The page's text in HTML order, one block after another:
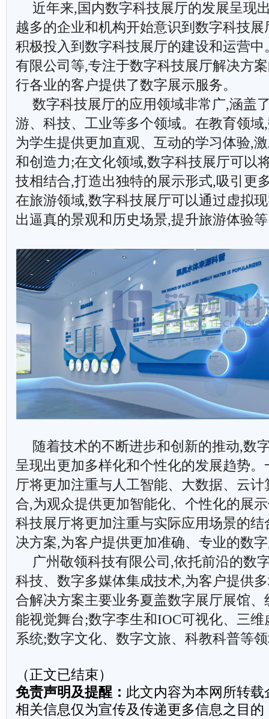
近年来,国内数字科技展厅的发展呈现
越多的企业和机构开始意识到数字科技
积极投入到数字科技展厅的建设和运营
有限公司等,专注于数字科技展厅解决方
行各业的客户提供了数字展示服务。
数字科技展厅的应用领域非常广,涵盖
游、科技、工业等多个领域。在教育领
为学生提供更加直观、互动的学习体验,
和创造力;在文化领域,数字科技展厅可以
技相结合,打造出独特的展示形式,吸引更
在旅游领域,数字科技展厅可以通过虚拟
出逼真的景观和历史场景,提升旅游体验
随着技术的不断进步和创新的推动,数
呈现出更加多样化和个性化的发展趋势
厅将更加注重与人工智能、大数据、云
合,为观众提供更加智能化、个性化的展
科技展厅将更加注重与实际应用场景的
决方案,为客户提供更加准确、专业的数
广州敬领科技有限公司,依托前沿的数
科技、数字多媒体集成技术,为客户提供
合解决方案主要业务夏盖数字展厅展馆
能视觉舞台;数字李生和IOC可视化、三
系统;数字文化、数字文旅、科教科普等
（正文已结束）
免责声明及提醒： 此文内容为本网所转
相关信息仅为宣传及传递更多信息之目